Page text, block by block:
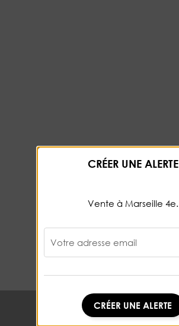
CRÉER UNE ALERTE
CRÉER UNE ALERTE
Vente à Marseille 4e.
Votre adresse email
CRÉER UNE ALERTE